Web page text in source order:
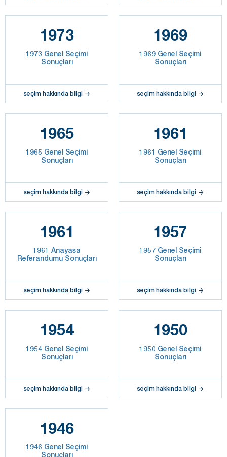
1973
1973 Genel Seçimi
Sonuçları
seçim hakkında bilgi
1969
1969 Genel Seçimi
Sonuçları
seçim hakkında bilgi
1965
1965 Genel Seçimi
Sonuçları
seçim hakkında bilgi
1961
1961 Genel Seçimi
Sonuçları
seçim hakkında bilgi
1961
1961 Anayasa
Referandumu Sonuçları
seçim hakkında bilgi
1957
1957 Genel Seçimi
Sonuçları
seçim hakkında bilgi
1954
1954 Genel Seçimi
Sonuçları
seçim hakkında bilgi
1950
1950 Genel Seçimi
Sonuçları
seçim hakkında bilgi
1946
1946 Genel Seçimi
Sonuçları